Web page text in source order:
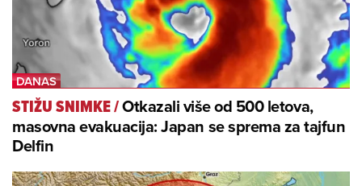
STIŽU SNIMKE/Otkazali više od 500 letova,
masovna evakuacija: Japan se sprema za tajfun
Delfin